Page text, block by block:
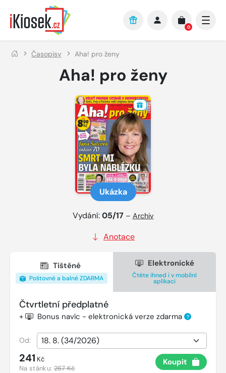
Přejít na hlavní obsah
0
Časopisy Aha! pro ženy
Aha! pro ženy
Ukázka
Vydání:05/17 – Archiv
Anotace
Tištěné
Poštovné a balné ZDARMA
Elektronické
Čtěte ihned i v mobilní
aplikaci
Čtvrtletní předplatné
+ Bonus navíc - elektronická verze zdarma ?
Od:
241 Kč
Na stánku:267 Kč
Koupit